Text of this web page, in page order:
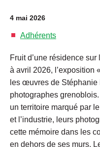
4 mai 2026
Adhérents
Fruit d’une résidence
à avril 2026, l’exposition
les œuvres de Stéphanie
photographes
un territoire marqué par
et l’industrie, leurs
cette mémoire dans les
en dehors de ses murs.